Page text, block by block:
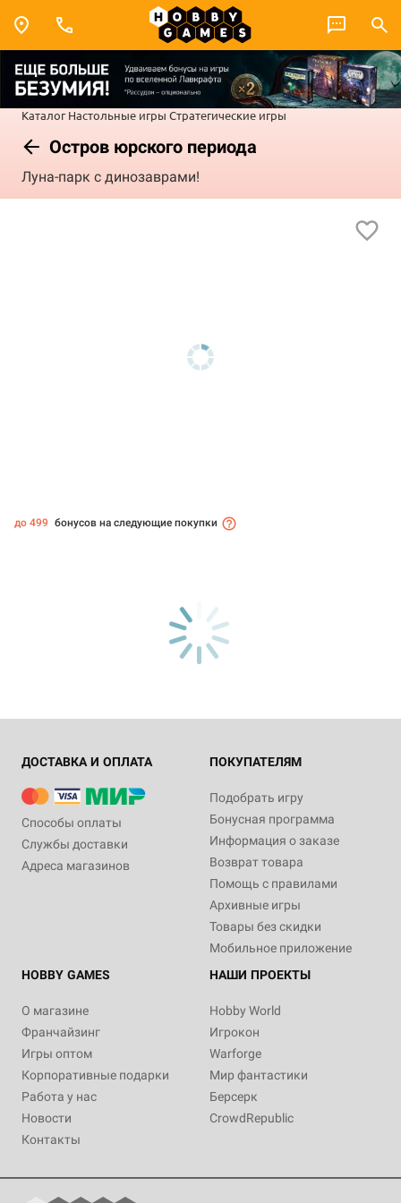
Каталог Настольные игры Стратегические игры
Остров юрского периода
Луна-парк с динозаврами!
до 499 бонусов на следующие покупки
ДОСТАВКА И ОПЛАТА
Способы оплаты
Службы доставки
Адреса магазинов
ПОКУПАТЕЛЯМ
Подобрать игру
Бонусная программа
Информация о заказе
Возврат товара
Помощь с правилами
Архивные игры
Товары без скидки
Мобильное приложение
HOBBY GAMES
О магазине
Франчайзинг
Игры оптом
Корпоративные подарки
Работа у нас
Новости
Контакты
НАШИ ПРОЕКТЫ
Hobby World
Игрокон
Warforge
Мир фантастики
Берсерк
CrowdRepublic